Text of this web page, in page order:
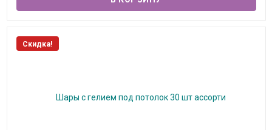
Скидка!